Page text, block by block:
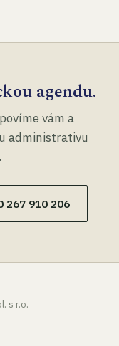
agendu.
vám a
administrativu
267 910 206
s r.o.